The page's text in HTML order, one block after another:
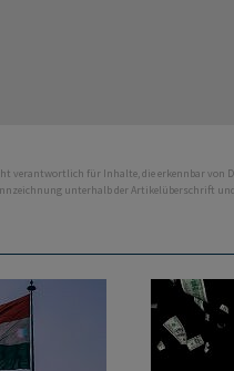
verantwortlich für Inhalte, die erkennbar von
unterhalb der Artikelüberschrift